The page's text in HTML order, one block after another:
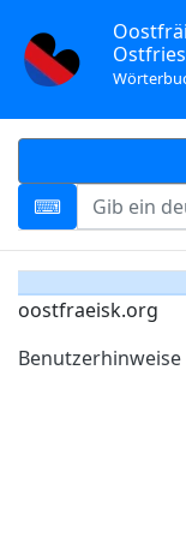
oostfraeisk.org
Benutzerhinweise